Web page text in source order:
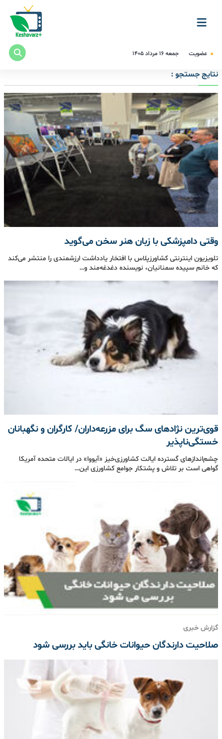
عضویت جمعه ۱۶ مرداد ۱۴۰۵
نتایج جستجو :
وقتی دامپزشکی با زبان هنر سخن می‌گوید
تلویزیون اینترنتی کشاورزپلاس با افتخار یادداشت ارزشمندی را منتشر می‌کند
که خانم سپیده سمنانیان، نویسنده دغدغه‌مند و…
قوی‌ترین نژادهای سگ برای مزرعه‌داران/ کارگران و نگهبانان
خستگی‌ناپذیر
چشم‌اندازهای گسترده‌ ایالت کشاورزی‌خیز «آیووا» در ایالات متحده آمریکا
گواهی است بر تلاش و پشتکار جوامع کشاورزی این…
گزارش خبری
صلاحیت دارندگان حیوانات خانگی باید بررسی شود